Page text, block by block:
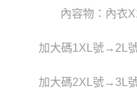
４．使用「AFTEE先享後付」
５．嚴禁一人註冊多個帳號或
貨到付款(新竹貨運)
每筆NT$120
內容物：內衣
加大碼1XL號→2L
加大碼2XL號→3L